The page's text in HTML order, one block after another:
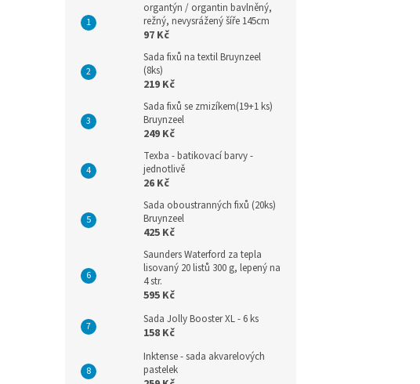
organtýn / organtin bavlněný,
režný, nevysrážený šíře 145cm
97 Kč
Sada fixů na textil Bruynzeel
(8ks)
219 Kč
Sada fixů se zmizíkem(19+1 ks)
Bruynzeel
249 Kč
Texba - batikovací barvy -
jednotlivě
26 Kč
Sada oboustranných fixů (20ks)
Bruynzeel
425 Kč
Saunders Waterford za tepla
lisovaný 20 listů 300 g, lepený na
4 str.
595 Kč
Sada Jolly Booster XL - 6 ks
158 Kč
Inktense - sada akvarelových
pastelek